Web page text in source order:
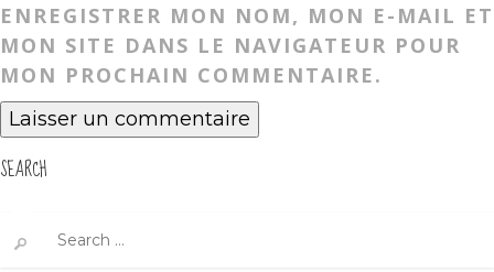
ENREGISTRER MON NOM, MON E-MAIL ET
MON SITE DANS LE NAVIGATEUR POUR
MON PROCHAIN COMMENTAIRE.
SEARCH
for: